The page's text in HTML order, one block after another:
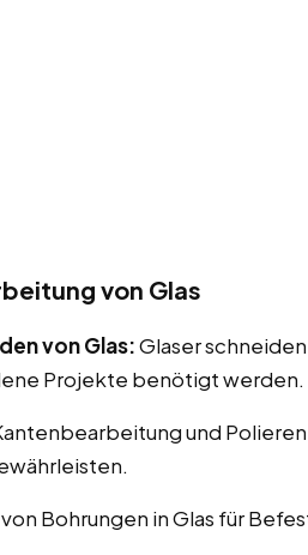
von Glas
von Glas:Glaser
Projekte benötigt werden.
und
Bohrungen in Glas für